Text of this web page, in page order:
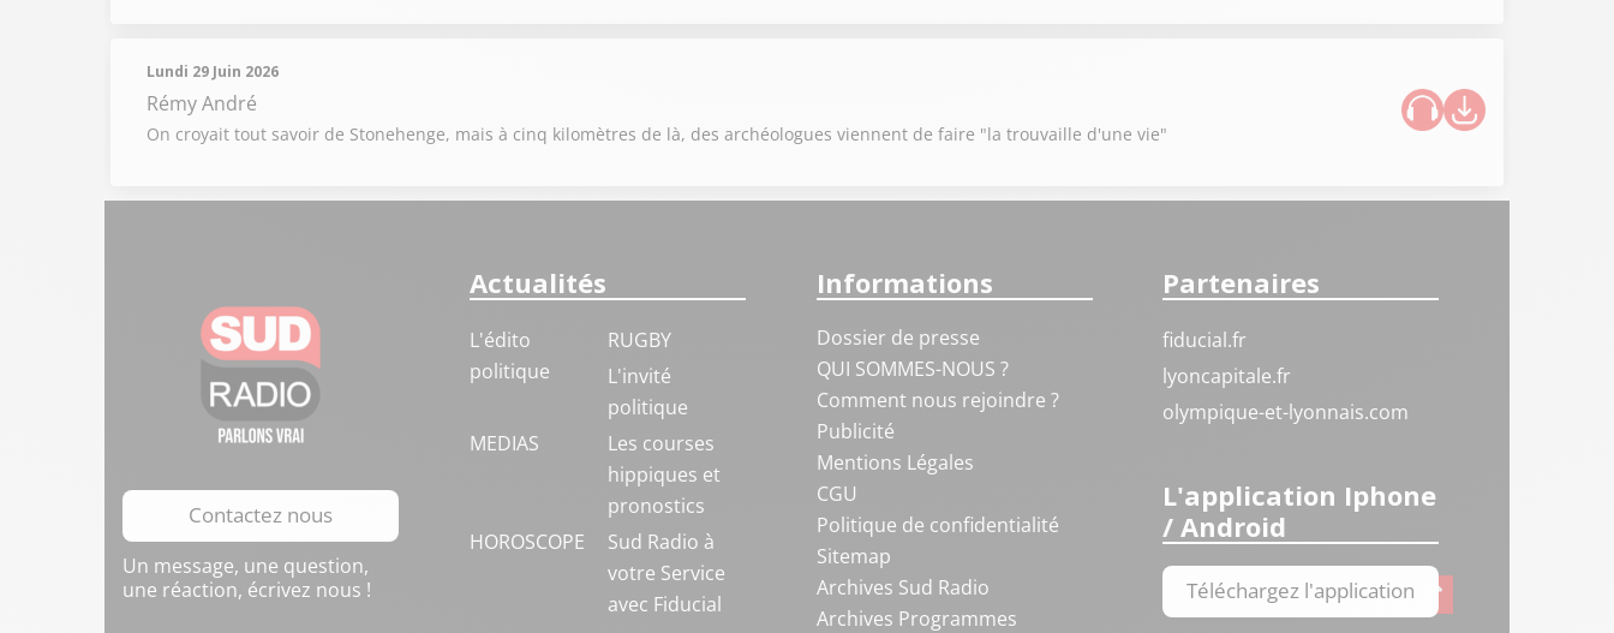
Lundi 29 Juin 2026
Rémy André
On croyait tout savoir de Stonehenge, mais à cinq kilomètres de là, des archéologues viennent de faire "la trouvaille d'une vie"
Contactez nous
Un message, une question,
une réaction, écrivez nous !
Actualités
L'édito
politique
RUGBY
L'invité
politique
MEDIAS
Les courses
hippiques et
pronostics
HOROSCOPE
Sud Radio à
votre Service
avec Fiducial
Informations
Dossier de presse
QUI SOMMES-NOUS ?
Comment nous rejoindre ?
Publicité
Mentions Légales
CGU
Politique de confidentialité
Sitemap
Archives Sud Radio
Archives Programmes
Partenaires
fiducial.fr
lyoncapitale.fr
olympique-et-lyonnais.com
L'application Iphone
/ Android
Téléchargez l'application